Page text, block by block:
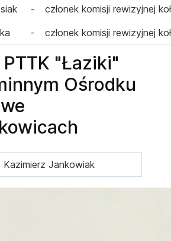
-
członek komisji rewizyjnej
- członek komisji rewizyjnej
PTTK "Łaziki"
Ośrodku
Kazimierz Jankowiak